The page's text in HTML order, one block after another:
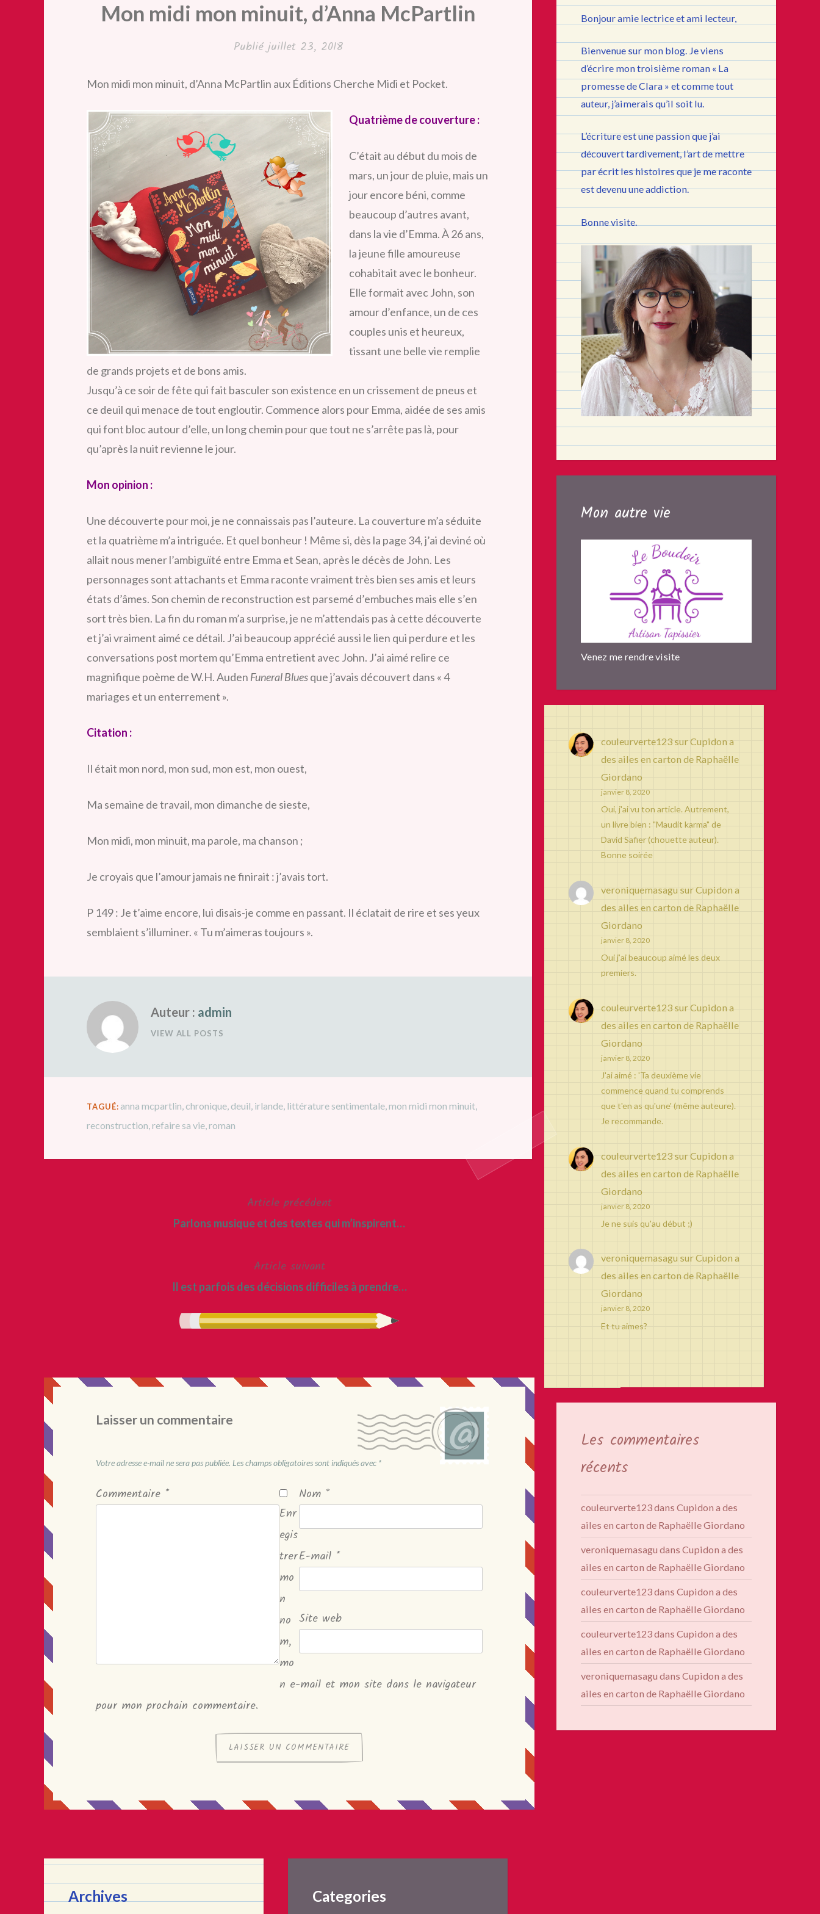
Mon midi mon minuit, d’Anna McPartlin
Publiéjuillet 23, 2018
Mon midi mon minuit, d’Anna McPartlin aux Éditions Cherche Midi et Pocket.
Quatrième de couverture :
C’était au début du mois de
mars, un jour de pluie, mais un
jour encore béni, comme
beaucoup d’autres avant,
dans la vie d’Emma. À 26 ans,
la jeune fille amoureuse
cohabitait avec le bonheur.
Elle formait avec John, son
amour d’enfance, un de ces
couples unis et heureux,
tissant une belle vie remplie
de grands projets et de bons amis.
Jusqu’à ce soir de fête qui fait basculer son existence en un crissement de pneus et
ce deuil qui menace de tout engloutir. Commence alors pour Emma, aidée de ses amis
qui font bloc autour d’elle, un long chemin pour que tout ne s’arrête pas là, pour
qu’après la nuit revienne le jour.
Mon opinion :
Une découverte pour moi, je ne connaissais pas l’auteure. La couverture m’a séduite
et la quatrième m’a intriguée. Et quel bonheur ! Même si, dès la page 34, j’ai deviné où
allait nous mener l’ambiguïté entre Emma et Sean, après le décès de John. Les
personnages sont attachants et Emma raconte vraiment très bien ses amis et leurs
états d’âmes. Son chemin de reconstruction est parsemé d’embuches mais elle s’en
sort très bien. La fin du roman m’a surprise, je ne m’attendais pas à cette découverte
et j’ai vraiment aimé ce détail. J’ai beaucoup apprécié aussi le lien qui perdure et les
conversations post mortem qu’Emma entretient avec John. J’ai aimé relire ce
magnifique poème de W.H. Auden Funeral Bluesque j’avais découvert dans « 4
mariages et un enterrement ».
Citation :
Il était mon nord, mon sud, mon est, mon ouest,
Ma semaine de travail, mon dimanche de sieste,
Mon midi, mon minuit, ma parole, ma chanson ;
Je croyais que l’amour jamais ne finirait : j’avais tort.
P 149 : Je t’aime encore, lui disais-je comme en passant. Il éclatait de rire et ses yeux
semblaient s’illuminer. « Tu m’aimeras toujours ».
Auteur : admin
VIEW ALL POSTS
TAGUÉ: anna mcpartlin ,chronique deuil irlande littérature sentimentale ,mon midi mon minuit
reconstruction refaire sa vie roman
Article précédent
Parlons musique et des textes qui m’inspirent…
Article suivant
Il est parfois des décisions difficiles à prendre…
Laisser un commentaire
Votre adresse e-mail ne sera pas publiée. Les champs obligatoires sont indiqués avec *
Commentaire * Nom *
E-mail *
Site web
Enr
egis
trer
mo
n
no
m,
mo
n e-mail et mon site dans le navigateur
pour mon prochain commentaire.
Bonjour amie lectrice et ami lecteur,
Bienvenue sur mon blog. Je viens
d’écrire mon troisième roman « La
promesse de Clara » et comme tout
auteur, j’aimerais qu’il soit lu.
L’écriture est une passion que j’ai
découvert tardivement, l’art de mettre
par écrit les histoires que je me raconte
est devenu une addiction.
Bonne visite.
Mon autre vie
Venez me rendre visite
couleurverte123surCupidon a
des ailes en carton de Raphaëlle
Giordano
janvier 8, 2020
Oui, j'ai vu ton article. Autrement,
un livre bien : "Maudit karma" de
David Safier (chouette auteur).
Bonne soirée
veroniquemasagu surCupidon a
des ailes en carton de Raphaëlle
Giordano
janvier 8, 2020
Oui j’ai beaucoup aimé les deux
premiers.
couleurverte123surCupidon a
des ailes en carton de Raphaëlle
Giordano
janvier 8, 2020
J'ai aimé : 'Ta deuxième vie
commence quand tu comprends
que t'en as qu'une' (même auteure).
Je recommande.
couleurverte123surCupidon a
des ailes en carton de Raphaëlle
Giordano
janvier 8, 2020
Je ne suis qu'au début ;)
veroniquemasagu surCupidon a
des ailes en carton de Raphaëlle
Giordano
janvier 8, 2020
Et tu aimes?
Les commentaires
récents
couleurverte123dans Cupidon a des
ailes en carton de Raphaëlle Giordano
veroniquemasagu dans Cupidon a des
ailes en carton de Raphaëlle Giordano
couleurverte123dans Cupidon a des
ailes en carton de Raphaëlle Giordano
couleurverte123dans Cupidon a des
ailes en carton de Raphaëlle Giordano
veroniquemasagu dans Cupidon a des
ailes en carton de Raphaëlle Giordano
Archives Categories